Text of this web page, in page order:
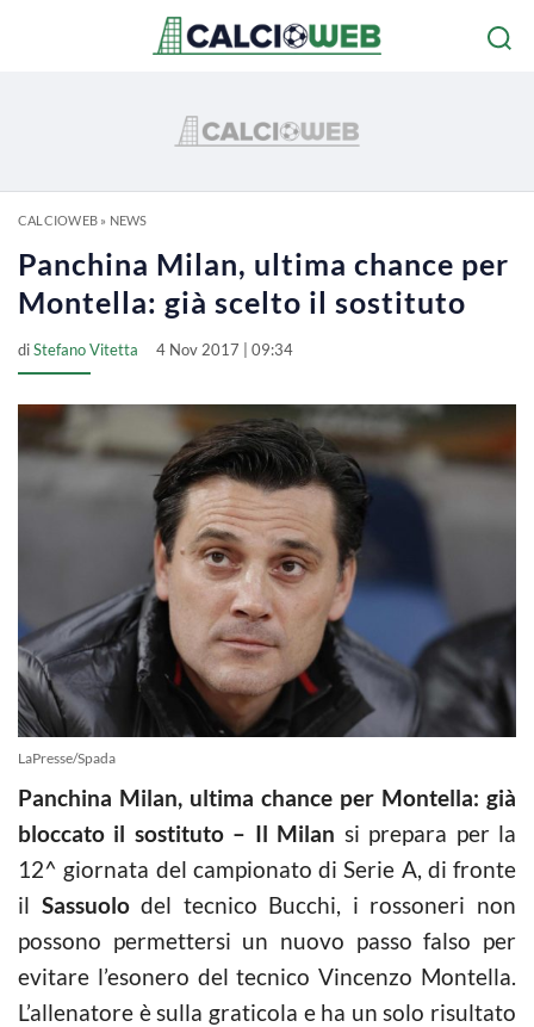
CALCIOWEB» NEWS
Panchina Milan, ultima chance per
Montella: già scelto il sostituto
diStefano Vitetta 4 Nov 2017 | 09:34
LaPresse/Spada
Panchina Milan, ultima chance per Montella: già
bloccato il sostituto – Il Milan si prepara per la
12^ giornata del campionato di Serie A, di fronte
il Sassuolodel tecnico Bucchi, i rossoneri non
possono permettersi un nuovo passo falso per
evitare l’esonero del tecnico Vincenzo Montella.
L’allenatore è sulla graticola e ha un solo risultato